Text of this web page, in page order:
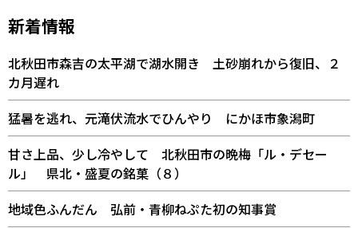
新着情報
北秋田市森吉の太平湖で湖水開き 土砂崩れから復旧、２
カ月遅れ
猛暑を逃れ、元滝伏流水でひんやり にかほ市象潟町
甘さ上品、少し冷やして 北秋田市の晩梅「ル・デセー
ル」 県北・盛夏の銘菓（８）
地域色ふんだん 弘前・青柳ねぷた初の知事賞